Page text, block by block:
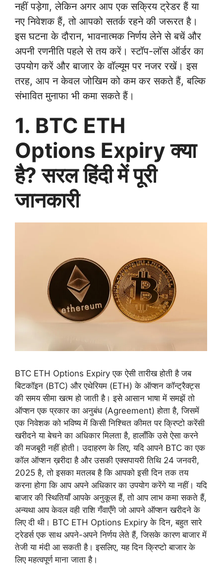
नहीं पड़ेगा, लेकिन अगर आप एक सक्रिय ट्रेडर हैं या
नए निवेशक हैं, तो आपको सतर्क रहने की जरूरत है।
इस घटना के दौरान, भावनात्मक निर्णय लेने से बचें और
अपनी रणनीति पहले से तय करें। स्टॉप-लॉस ऑर्डर का
उपयोग करें और बाजार के वॉल्यूम पर नजर रखें। इस
तरह, आप न केवल जोखिम को कम कर सकते हैं, बल्कि
संभावित मुनाफा भी कमा सकते हैं।
1. BTC ETH
Options Expiry क्या
है? सरल हिंदी में पूरी
जानकारी
BTC ETH Options Expiry एक ऐसी तारीख होती है जब
बिटकॉइन (BTC) और एथेरियम (ETH) के ऑप्शन कॉन्ट्रैक्ट्स
की समय सीमा खत्म हो जाती है। इसे आसान भाषा में समझें तो
ऑप्शन एक प्रकार का अनुबंध (Agreement) होता है, जिसमें
एक निवेशक को भविष्य में किसी निश्चित कीमत पर क्रिप्टो करेंसी
खरीदने या बेचने का अधिकार मिलता है, हालाँकि उसे ऐसा करने
की मजबूरी नहीं होती। उदाहरण के लिए, यदि आपने BTC का एक
कॉल ऑप्शन ख़रीदा है और उसकी एक्सपायरी तिथि 24 जनवरी,
2025 है, तो इसका मतलब है कि आपको इसी दिन तक तय
करना होगा कि आप अपने अधिकार का उपयोग करेंगे या नहीं। यदि
बाजार की स्थितियाँ आपके अनुकूल हैं, तो आप लाभ कमा सकते हैं,
अन्यथा आप केवल वही राशि गँवाएँगे जो आपने ऑप्शन खरीदने के
लिए दी थी। BTC ETH Options Expiry के दिन, बहुत सारे
ट्रेडर्स एक साथ अपने-अपने निर्णय लेते हैं, जिसके कारण बाजार में
तेजी या मंदी आ सकती है। इसलिए, यह दिन क्रिप्टो बाजार के
लिए महत्वपूर्ण माना जाता है।